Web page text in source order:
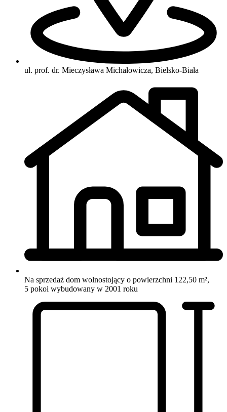
ul. prof. dr. Mieczysława Michałowicza, Bielsko-Biała
Na sprzedaż dom wolnostojący o powierzchni 122,50 m²,
5 pokoi wybudowany w 2001 roku